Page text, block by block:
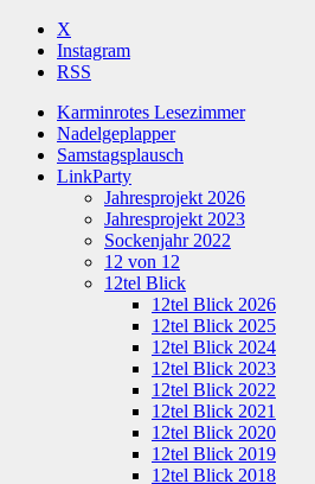
X
Instagram
RSS
Karminrotes Lesezimmer
Nadelgeplapper
Samstagsplausch
LinkParty
Jahresprojekt 2026
Jahresprojekt 2023
Sockenjahr 2022
12 von 12
12tel Blick
12tel Blick 2026
12tel Blick 2025
12tel Blick 2024
12tel Blick 2023
12tel Blick 2022
12tel Blick 2021
12tel Blick 2020
12tel Blick 2019
12tel Blick 2018